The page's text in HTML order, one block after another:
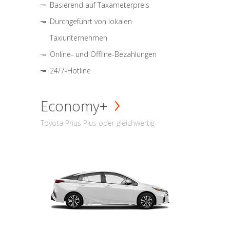
Basierend auf Taxameterpreis
Durchgeführt von lokalen
Taxiunternehmen
Online- und Offline-Bezahlungen
24/7-Hotline
Economy+
Toyota Prius Plus oder gleichwertig